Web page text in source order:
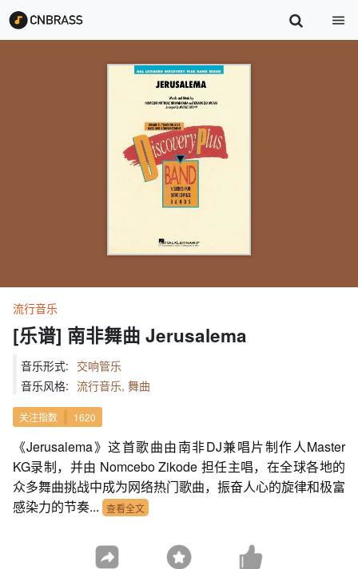
流行音乐
[乐谱] 南非舞曲 Jerusalema
音乐形式: 交响管乐
音乐风格: 流行音乐, 舞曲
关注指数 1620
《Jerusalema》这首歌曲由南非DJ兼唱片制作人Master
KG录制，并由 Nomcebo Zikode 担任主唱，在全球各地的
众多舞曲挑战中成为网络热门歌曲，振奋人心的旋律和极富
感染力的节奏... 查看全文